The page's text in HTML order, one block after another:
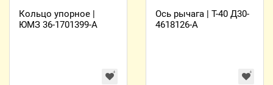
Кольцо упорное |
ЮМЗ 36-1701399-А
Ось рычага | Т-40 Д30-
4618126-А